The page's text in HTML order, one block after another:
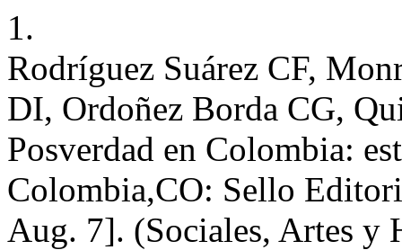
1.
Rodríguez Suárez CF,
DI, Ordoñez Borda CG,
Posverdad en Colombia:
Colombia,CO: Sello
Aug. 7]. (Sociales, Artes y